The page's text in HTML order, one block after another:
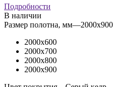
Подробности
В наличии
Размер полотна, мм—2000x900
2000x600
2000x700
2000x800
2000x900